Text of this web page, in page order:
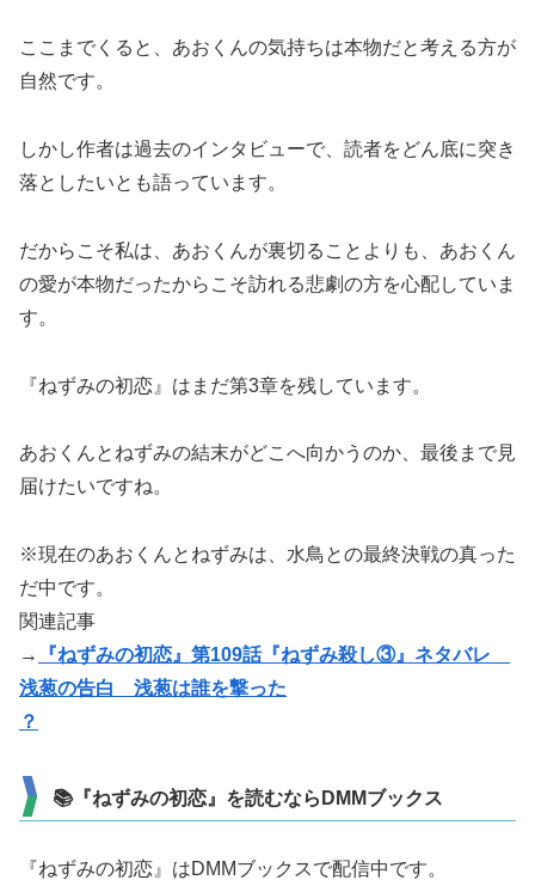
ここまでくると、あおくんの気持ちは本物だと考える方が
自然です。
しかし作者は過去のインタビューで、読者をどん底に突き
落としたいとも語っています。
だからこそ私は、あおくんが裏切ることよりも、あおくん
の愛が本物だったからこそ訪れる悲劇の方を心配していま
す。
『ねずみの初恋』はまだ第3章を残しています。
あおくんとねずみの結末がどこへ向かうのか、最後まで見
届けたいですね。
※現在のあおくんとねずみは、水鳥との最終決戦の真った
だ中です。
関連記事
→
『ねずみの初恋』第109話『ねずみ殺し③』ネタバレ
浅葱の告白 浅葱は誰を撃った
？
📚『ねずみの初恋』を読むならDMMブックス
『ねずみの初恋』はDMMブックスで配信中です。